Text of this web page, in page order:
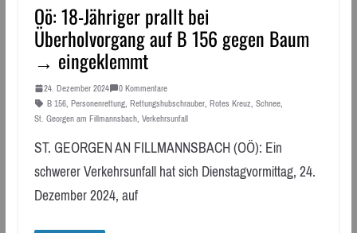
Oö: 18-Jähriger prallt bei
Überholvorgang auf B 156 gegen Baum
→ eingeklemmt
24. Dezember 2024
0 Kommentare
B 156, Personenrettung, Rettungshubschrauber, Rotes Kreuz, Schnee,
St. Georgen am Fillmannsbach, Verkehrsunfall
ST. GEORGEN AN FILLMANNSBACH (OÖ): Ein
schwerer Verkehrsunfall hat sich Dienstagvormittag, 24.
Dezember 2024, auf